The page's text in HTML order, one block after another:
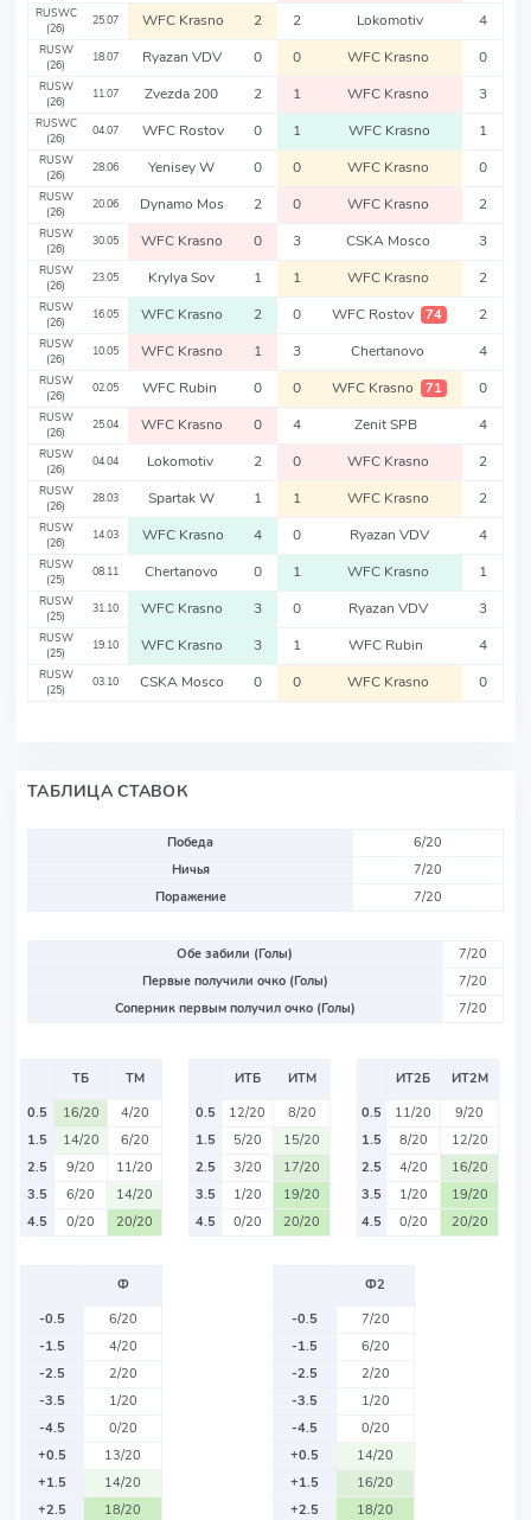
RUSWC
(26)
25.07 WFC Krasno 2 2 Lokomotiv 4
RUSW
(26)
18.07 Ryazan VDV 0 0 WFC Krasno 0
RUSW
(26)
11.07 Zvezda 200 2 1 WFC Krasno 3
RUSWC
(26)
04.07 WFC Rostov 0 1 WFC Krasno 1
RUSW
(26)
28.06 Yenisey W 0 0 WFC Krasno 0
RUSW
(26)
20.06 Dynamo Mos 2 0 WFC Krasno 2
RUSW
(26)
30.05 WFC Krasno 0 3 CSKA Mosco 3
RUSW
(26)
23.05 Krylya Sov 1 1 WFC Krasno 2
RUSW
(26)
16.05 WFC Krasno 2 0 WFC Rostov 74 2
RUSW
(26)
10.05 WFC Krasno 1 3 Chertanovo 4
RUSW
(26)
02.05 WFC Rubin 0 0 WFC Krasno 71 0
RUSW
(26)
25.04 WFC Krasno 0 4 Zenit SPB 4
RUSW
(26)
04.04 Lokomotiv 2 0 WFC Krasno 2
RUSW
(26)
28.03 Spartak W 1 1 WFC Krasno 2
RUSW
(26)
14.03 WFC Krasno 4 0 Ryazan VDV 4
RUSW
(25)
08.11 Chertanovo 0 1 WFC Krasno 1
RUSW
(25)
31.10 WFC Krasno 3 0 Ryazan VDV 3
RUSW
(25)
19.10 WFC Krasno 3 1 WFC Rubin 4
RUSW
(25)
03.10 CSKA Mosco 0 0 WFC Krasno 0
ТАБЛИЦА СТАВОК
Победа
6/20
Ничья
7/20
Поражение
7/20
Обе забили (Голы)
7/20
Первые получили очко (Голы)
7/20
Соперник первым получил очко (Голы)
7/20
ТБ
ТМ
0.5
16/20
4/20
1.5
14/20
6/20
2.5
9/20
11/20
3.5
6/20
14/20
4.5
0/20 20/20
ИТБ
ИТМ
0.5
12/20
8/20
1.5
5/20
15/20
2.5
3/20
17/20
3.5
1/20
19/20
4.5
0/20 20/20
ИТ2Б
ИТ2М
0.5
11/20
9/20
1.5
8/20
12/20
2.5
4/20
16/20
3.5
1/20
19/20
4.5
0/20 20/20
Ф
-0.5
6/20
-1.5
4/20
-2.5
2/20
-3.5
1/20
-4.5
0/20
+0.5
13/20
+1.5
14/20
+2.5
18/20
Ф2
-0.5
7/20
-1.5
6/20
-2.5
2/20
-3.5
1/20
-4.5
0/20
+0.5
14/20
+1.5
16/20
+2.5
18/20